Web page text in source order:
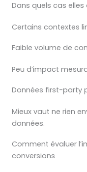
Dans quels cas
Certains contextes
Faible volume de
Peu d’impact
Données first-party
Mieux vaut ne rien
données.
Comment évaluer
conversions